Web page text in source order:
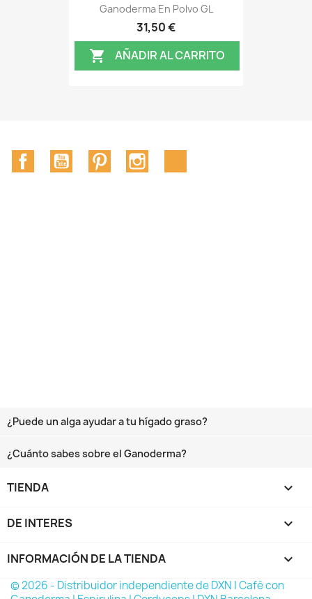
Ganoderma En Polvo GL
31,50 €
 AÑADIR AL CARRITO
FacebookYouTube Pinterest
¿Puede un alga ayudar a tu hígado graso?
¿Cuánto sabes sobre el Ganoderma?
TIENDA 
DE INTERES 
INFORMACIÓN DE LA TIENDA keyboard_arrow_down
© 2026 - Distribuidor independiente de DXN | Café con